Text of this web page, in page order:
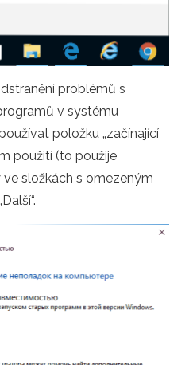
problémů s
v systému
položku „začínající
použití (to použije
složkách s omezeným